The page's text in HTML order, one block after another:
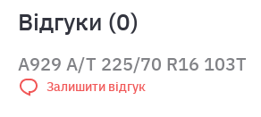
Відгуки (0)
A929 A/T 225/70 R16 103T
Залишити відгук